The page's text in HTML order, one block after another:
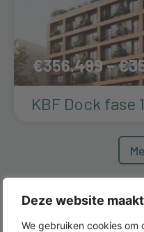
Deze website
We gebruiken cookies om
€356.499 –
KBF Dock fase 1